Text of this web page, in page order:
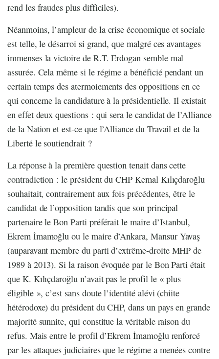
rend les fraudes plus difficiles).
Néanmoins, l’ampleur de la crise économique et sociale
est telle, le désarroi si grand, que malgré ces avantages
immenses la victoire de R.T. Erdogan semble mal
assurée. Cela même si le régime a bénéficié pendant un
certain temps des atermoiements des oppositions en ce
qui concerne la candidature à la présidentielle. Il existait
en effet deux questions : qui sera le candidat de l’Alliance
de la Nation et est-ce que l’Alliance du Travail et de la
Liberté le soutiendrait ?
La réponse à la première question tenait dans cette
contradiction : le président du CHP Kemal Kılıçdaroğlu
souhaitait, contrairement aux fois précédentes, être le
candidat de l’opposition tandis que son principal
partenaire le Bon Parti préférait le maire d’Istanbul,
Ekrem İmamoğlu ou le maire d’Ankara, Mansur Yavaş
(auparavant membre du parti d’extrême-droite MHP de
1989 à 2013). Si la raison évoquée par le Bon Parti était
que K. Kılıçdaroğlu n’avait pas le profil le « plus
éligible », c’est sans doute l’identité alévi (chiite
hétérodoxe) du président du CHP, dans un pays en grande
majorité sunnite, qui constitue la véritable raison du
refus. Mais entre le profil d’Ekrem İmamoğlu renforcé
par les attaques judiciaires que le régime a menées contre